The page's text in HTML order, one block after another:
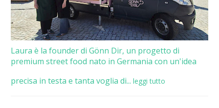
Laura è la founder di Gönn Dir, un progetto di
premium street food nato in Germania con un'idea
precisa in testa e tanta voglia di... leggi tutto